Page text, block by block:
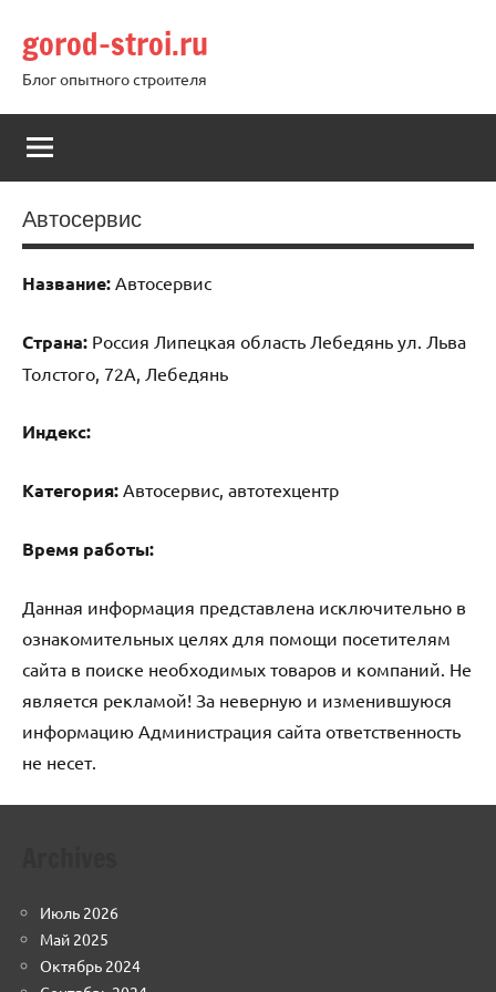
содержимому
gorod-stroi.ru
Блог опытного строителя
Автосервис
Название: Автосервис
Страна: Россия Липецкая область Лебедянь ул. Льва
Толстого, 72А, Лебедянь
Индекс:
Категория: Автосервис, автотехцентр
Время работы:
Данная информация представлена исключительно в
ознакомительных целях для помощи посетителям
сайта в поиске необходимых товаров и компаний. Не
является рекламой! За неверную и изменившуюся
информацию Администрация сайта ответственность
не несет.
Июль 2026
Май 2025
Октябрь 2024